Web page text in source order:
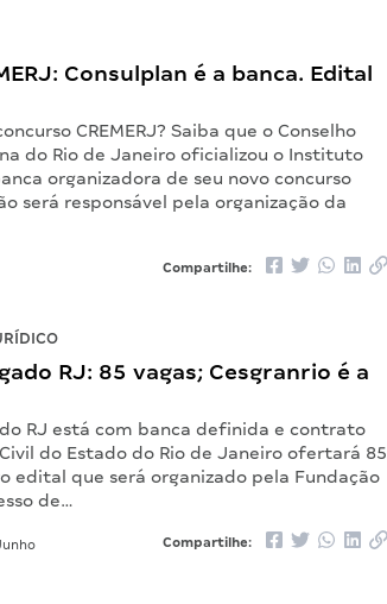
Consulplan é a banca. Edital
CREMERJ? Saiba que o Conselho
do Rio de Janeiro oficializou o Instituto
organizadora de seu novo concurso
será responsável pela organização da
Compartilhe:
RJ: 85 vagas; Cesgranrio é a
RJ está com banca definida e contrato
do Estado do Rio de Janeiro ofertará 85
edital que será organizado pela Fundação
de…
Compartilhe: